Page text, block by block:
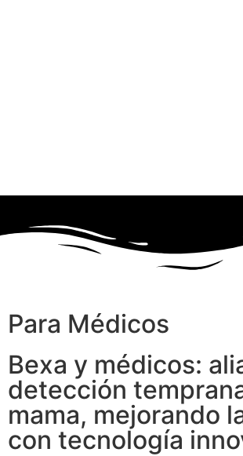
Para Médicos
Bexa y médicos:
detección
mama, mejorando
con tecnología